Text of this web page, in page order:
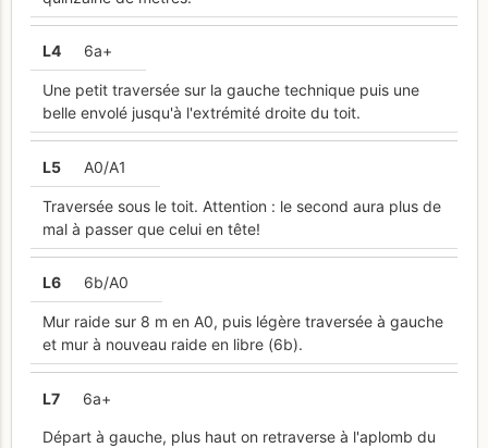
L4 6a+
Une petit traversée sur la gauche technique puis une
belle envolé jusqu'à l'extrémité droite du toit.
L5 A0/A1
Traversée sous le toit. Attention : le second aura plus de
mal à passer que celui en tête!
L6 6b/A0
Mur raide sur 8 m en A0, puis légère traversée à gauche
et mur à nouveau raide en libre (6b).
L7 6a+
Départ à gauche, plus haut on retraverse à l'aplomb du